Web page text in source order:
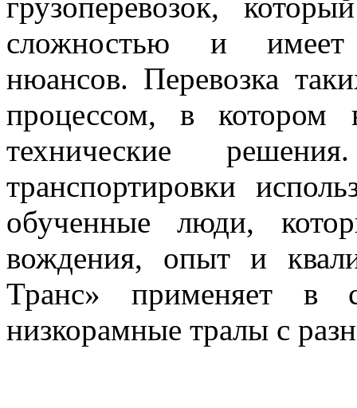
сложностью и имеет
нюансов. Перевозка
процессом, в котором
технические
транспортировки
обученные люди,
вождения, опыт и
Транс» применяет в
низкорамные тралы с